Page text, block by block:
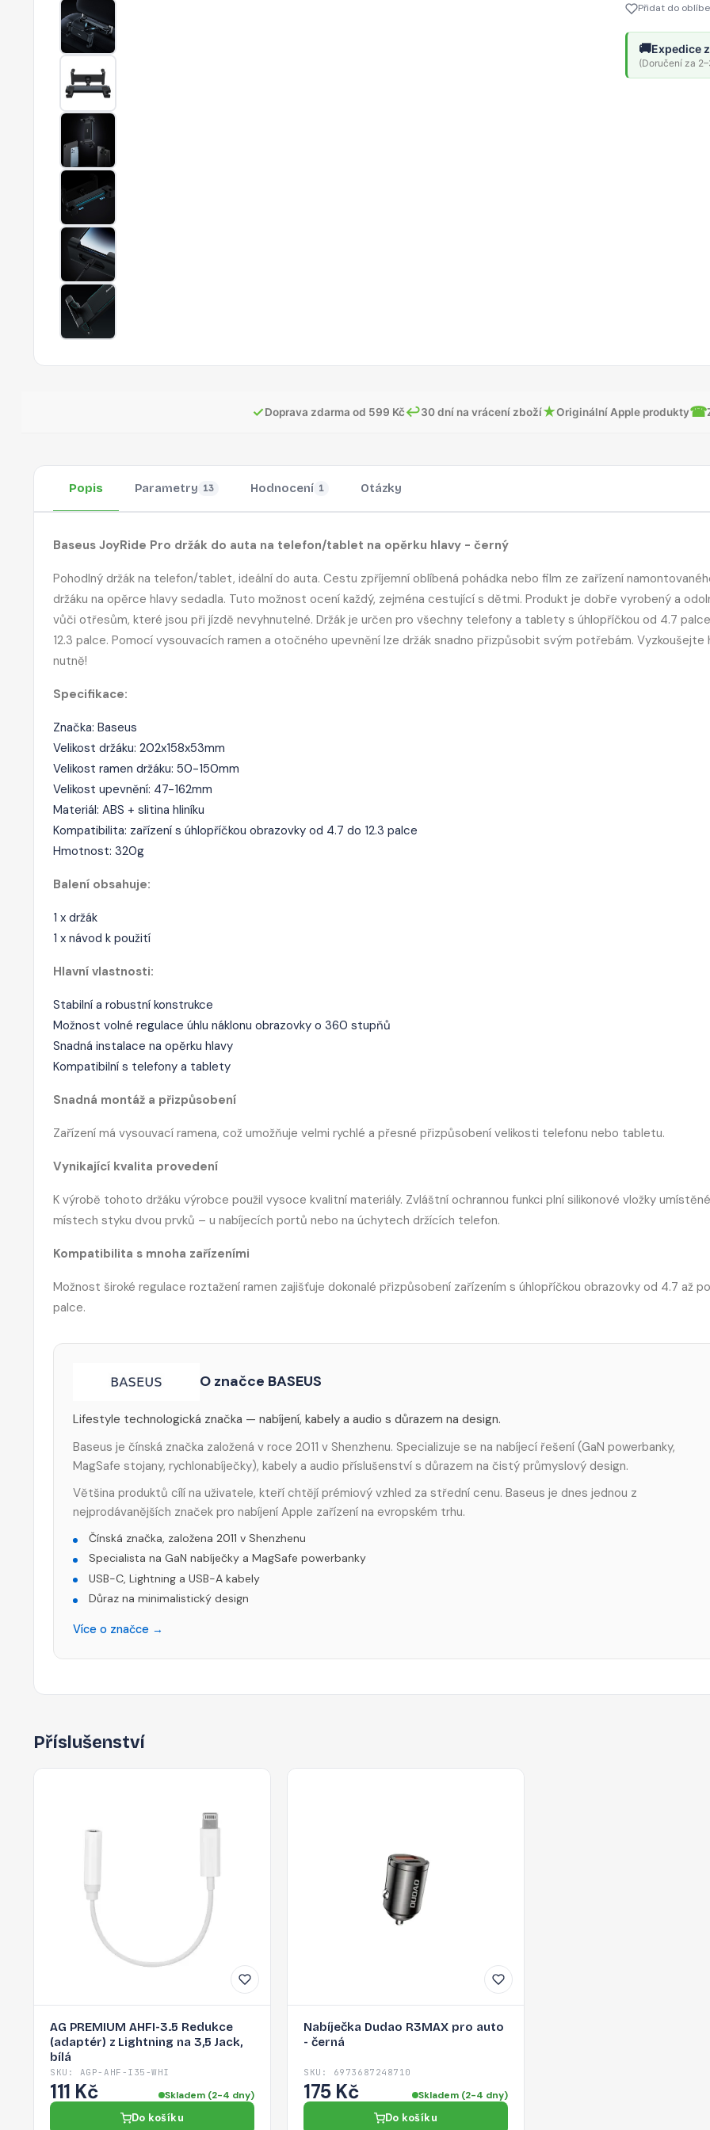
Přidat do
🚚Expedice
(Doručení za
✓Doprava zdarma od 599 Kč↩30 dní na vrácení zboží★Originální Apple produkty☎
Popis Parametry 13 Hodnocení 1 Otázky
Baseus JoyRide Pro držák do auta na telefon/tablet na opěrku hlavy - černý
Pohodlný držák na telefon/tablet, ideální do auta. Cestu zpříjemní oblíbená pohádka nebo film ze zařízení
držáku na opěrce hlavy sedadla. Tuto možnost ocení každý, zejména cestující s dětmi. Produkt je dobře vyrobený a
vůči otřesům, které jsou při jízdě nevyhnutelné. Držák je určen pro všechny telefony a tablety s úhlopříčkou od 4.7
12.3 palce. Pomocí vysouvacích ramen a otočného upevnění lze držák snadno přizpůsobit svým potřebám. Vyzkoušejte
nutně!
Specifikace:
Značka: Baseus
Velikost držáku: 202x158x53mm
Velikost ramen držáku: 50-150mm
Velikost upevnění: 47-162mm
Materiál: ABS + slitina hliníku
Kompatibilita: zařízení s úhlopříčkou obrazovky od 4.7 do 12.3 palce
Hmotnost: 320g
Balení obsahuje:
1 x držák
1 x návod k použití
Hlavní vlastnosti:
Stabilní a robustní konstrukce
Možnost volné regulace úhlu náklonu obrazovky o 360 stupňů
Snadná instalace na opěrku hlavy
Kompatibilní s telefony a tablety
Snadná montáž a přizpůsobení
Zařízení má vysouvací ramena, což umožňuje velmi rychlé a přesné přizpůsobení velikosti telefonu nebo tabletu.
Vynikající kvalita provedení
K výrobě tohoto držáku výrobce použil vysoce kvalitní materiály. Zvláštní ochrannou funkci plní silikonové vložky
místech styku dvou prvků – u nabíjecích portů nebo na úchytech držících telefon.
Kompatibilita s mnoha zařízeními
Možnost široké regulace roztažení ramen zajišťuje dokonalé přizpůsobení zařízením s úhlopříčkou obrazovky od 4.7 až po
palce.
O značce BASEUS
Lifestyle technologická značka — nabíjení, kabely a audio s důrazem na design.
Baseus je čínská značka založená v roce 2011 v Shenzhenu. Specializuje se na nabíjecí řešení (GaN powerbanky,
MagSafe stojany, rychlonabíječky), kabely a audio příslušenství s důrazem na čistý průmyslový design.
Většina produktů cílí na uživatele, kteří chtějí prémiový vzhled za střední cenu. Baseus je dnes jednou z
nejprodávanějších značek pro nabíjení Apple zařízení na evropském trhu.
Čínská značka, založena 2011 v Shenzhenu
Specialista na GaN nabíječky a MagSafe powerbanky
USB-C, Lightning a USB-A kabely
Důraz na minimalistický design
Více o značce →
Příslušenství
AG PREMIUM AHFI-3.5 Redukce
(adaptér) z Lightning na 3,5 Jack,
bílá
SKU: AGP-AHF-I35-WHI
111 Kč Skladem (2-4 dny)
Do košíku
Nabíječka Dudao R3MAX pro auto
- černá
SKU: 6973687248710
175 Kč Skladem (2-4 dny)
Do košíku